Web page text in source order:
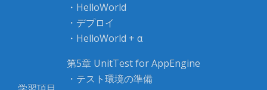
・HelloWorld
・デプロイ
・HelloWorld + α
第5章 UnitTest for AppEngine
・テスト環境の準備